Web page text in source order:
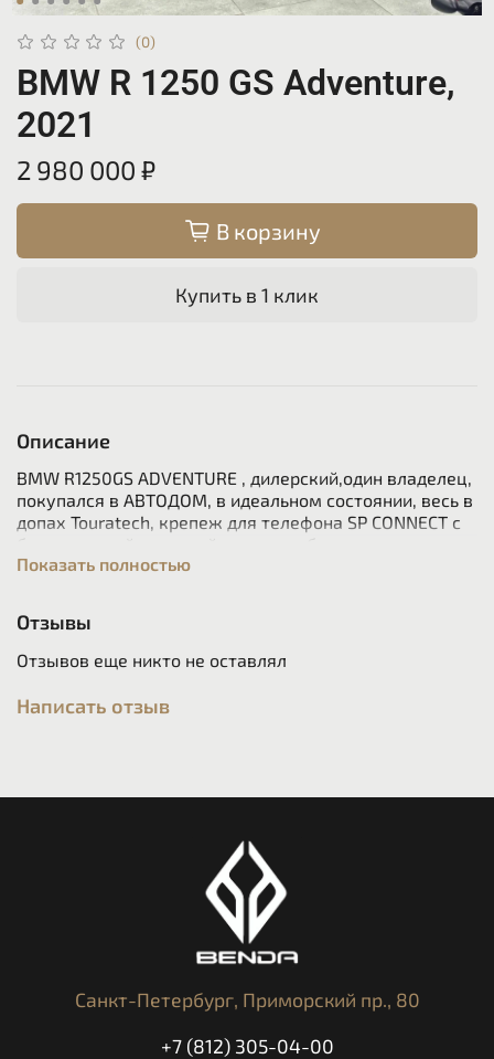
(0)
BMW R 1250 GS Adventure,
2021
2 980 000 ₽
В корзину
Купить в 1 клик
Описание
BMW R1250GS ADVENTURE , дилерский,один владелец,
покупался в АВТОДОМ, в идеальном состоянии, весь в
допах Touratech, крепеж для телефона SP CONNECT с
Год выпуска
Пробег
2 / Оппозитное
Владельцы
Показать полностью
Отзывы
Отзывов еще никто не оставлял
Написать отзыв
Санкт-Петербург, Приморский пр., 80
+7 (812) 305-04-00